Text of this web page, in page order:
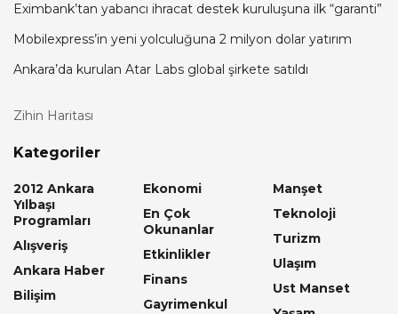
Eximbank’tan yabancı ihracat destek kuruluşuna ilk “garanti”
Mobilexpress’in yeni yolculuğuna 2 milyon dolar yatırım
Ankara’da kurulan Atar Labs global şirkete satıldı
Zihin Haritası
Kategoriler
2012 Ankara
Yılbaşı
Programları
Alışveriş
Ankara Haber
Bilişim
Ekonomi
En Çok
Okunanlar
Etkinlikler
Finans
Gayrimenkul
Manşet
Teknoloji
Turizm
Ulaşım
Ust Manset